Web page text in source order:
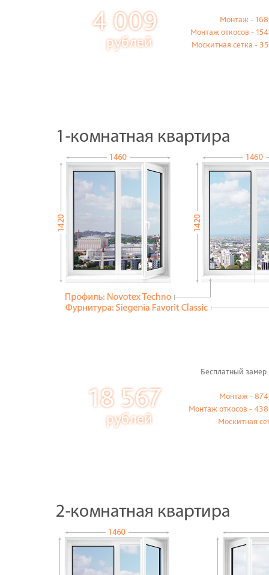
4 009
рублей
Монтаж -
Монтаж откосов -
Москитная сетка -
Бесплатный
18 567
рублей
Монтаж -
Монтаж откосов -
Москитная